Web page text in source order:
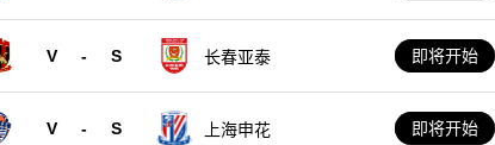
V - S 长春亚泰 即将开始
V - S 上海申花 即将开始